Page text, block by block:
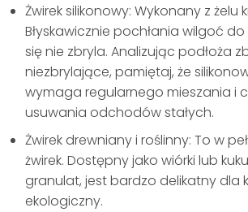
Żwirek silikonowy: Wykonany z żelu
Błyskawicznie pochłania wilgoć
się nie zbryla. Analizując podłoża
niezbrylające, pamiętaj, że
wymaga regularnego mieszania i
usuwania odchodów stałych.
Żwirek drewniany i roślinny: To w
żwirek. Dostępny jako wiórki lub
granulat, jest bardzo delikatny dla
ekologiczny.